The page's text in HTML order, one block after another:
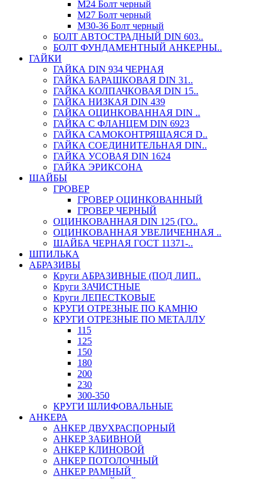
М24 Болт черный
М27 Болт черный
М30-36 Болт черный
БОЛТ АВТОСТРАДНЫЙ DIN 603..
БОЛТ ФУНДАМЕНТНЫЙ АНКЕРНЫ..
ГАЙКИ
ГАЙКА DIN 934 ЧЕРНАЯ
ГАЙКА БАРАШКОВАЯ DIN 31..
ГАЙКА КОЛПАЧКОВАЯ DIN 15..
ГАЙКА НИЗКАЯ DIN 439
ГАЙКА ОЦИНКОВАННАЯ DIN ..
ГАЙКА С ФЛАНЦЕМ DIN 6923
ГАЙКА САМОКОНТРЯЩАЯСЯ D..
ГАЙКА СОЕДИНИТЕЛЬНАЯ DIN..
ГАЙКА УСОВАЯ DIN 1624
ГАЙКА ЭРИКСОНА
ШАЙБЫ
ГРОВЕР
ГРОВЕР ОЦИНКОВАННЫЙ
ГРОВЕР ЧЕРНЫЙ
ОЦИНКОВАННАЯ DIN 125 (ГО..
ОЦИНКОВАННАЯ УВЕЛИЧЕННАЯ ..
ШАЙБА ЧЕРНАЯ ГОСТ 11371-..
ШПИЛЬКА
АБРАЗИВЫ
Круги АБРАЗИВНЫЕ (ПОД ЛИП..
Круги ЗАЧИСТНЫЕ
Круги ЛЕПЕСТКОВЫЕ
КРУГИ ОТРЕЗНЫЕ ПО КАМНЮ
КРУГИ ОТРЕЗНЫЕ ПО МЕТАЛЛУ
115
125
150
180
200
230
300-350
КРУГИ ШЛИФОВАЛЬНЫЕ
АНКЕРА
АНКЕР ДВУХРАСПОРНЫЙ
АНКЕР ЗАБИВНОЙ
АНКЕР КЛИНОВОЙ
АНКЕР ПОТОЛОЧНЫЙ
АНКЕР РАМНЫЙ